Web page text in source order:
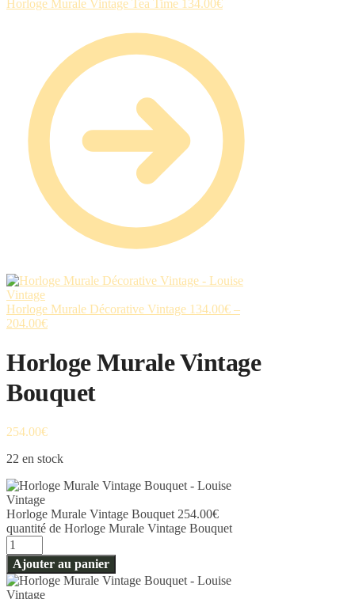
Horloge Murale Vintage Tea Time 134.00€
Horloge Murale Décorative Vintage 134.00€ –
204.00€
Horloge Murale Vintage
Bouquet
254.00€
22 en stock
Horloge Murale Vintage Bouquet 254.00€
quantité de Horloge Murale Vintage Bouquet
Ajouter au panier